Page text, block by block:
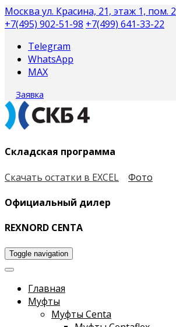
Москва ул. Красина, 21, этаж 1, пом. 2
+7(495) 902-51-98 +7(499) 641-33-22
Telegram
WhatsApp
MAX
Заявка
Складская программа
Скачать остатки в EXCEL
Фото
Официальный дилер
REXNORD CENTA
Toggle navigation
Главная
Муфты
Муфты Centa